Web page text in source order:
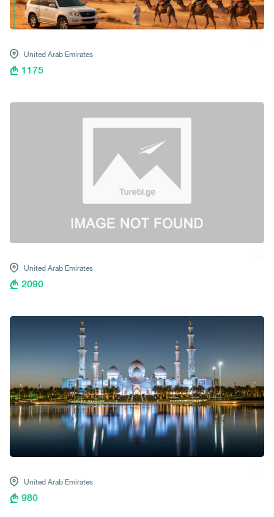
United Arab Emirates
1175
United Arab Emirates
2090
United Arab Emirates
980